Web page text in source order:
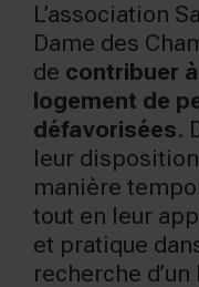
L’association
Dame des
de contribuer
logement de
défavorisées.
leur
manière
tout en leur
et pratique
recherche